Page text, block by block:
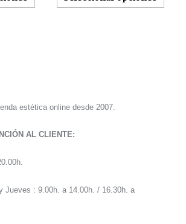
estética online desde 2007.
AL CLIENTE:
Jueves : 9.00h. a 14.00h. / 16.30h. a